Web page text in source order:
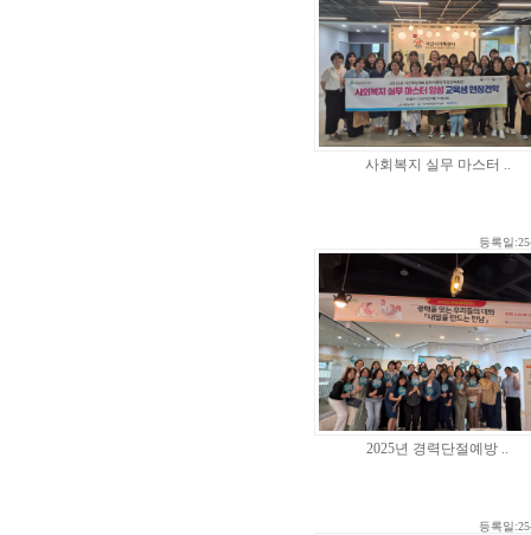
사회복지 실무 마스터 ..
등록일
2025년 경력단절예방 ..
등록일